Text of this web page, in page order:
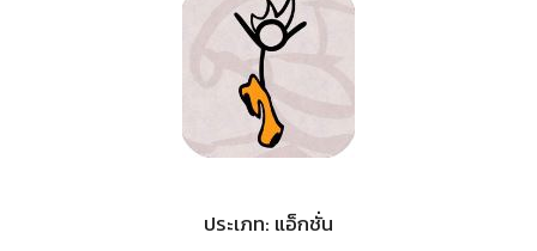
ประเภท: แอ็กชั่น